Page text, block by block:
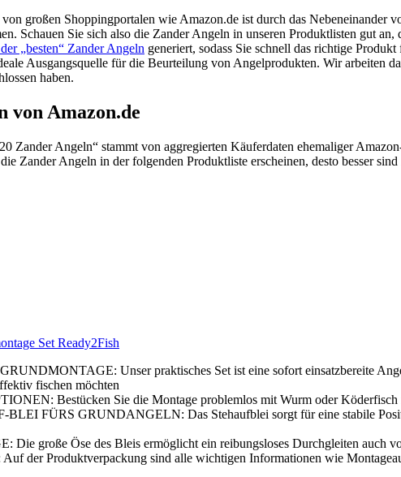
großen Shoppingportalen wie Amazon.de ist durch das
Schauen Sie sich also die Zander Angeln in unseren Produktlisten gut
„besten“ Zander Angeln generiert, sodass Sie schnell das richtige
Ausgangsquelle für die Beurteilung von Angelprodukten. Wir arbeiten
haben.
von Amazon.de
Zander Angeln“ stammt von aggregierten Käuferdaten ehemaliger
Zander Angeln in der folgenden Produktliste erscheinen, desto besser
Set Ready2Fish
Unser praktisches Set ist eine sofort einsatzbereite
fischen möchten
Bestücken Sie die Montage problemlos mit Wurm oder Köderfisch
FÜRS GRUNDANGELN: Das Stehaufblei sorgt für eine stabile
große Öse des Bleis ermöglicht ein reibungsloses Durchgleiten auch
der Produktverpackung sind alle wichtigen Informationen wie